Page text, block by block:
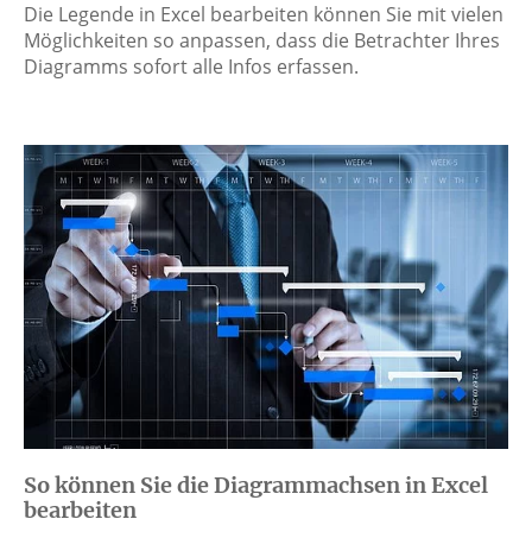
Die Legende in Excel bearbeiten können Sie mit vielen
Möglichkeiten so anpassen, dass die Betrachter Ihres
Diagramms sofort alle Infos erfassen.
So können Sie die Diagrammachsen in Excel
bearbeiten